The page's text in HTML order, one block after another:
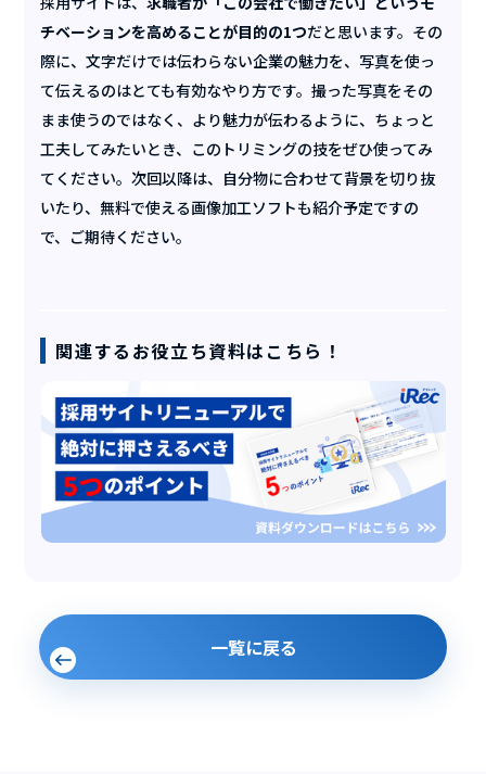
チベーションを高めることが目的の1つだと思います。その
際に、文字だけでは伝わらない企業の魅力を、写真を使っ
て伝えるのはとても有効なやり方です。撮った写真をその
まま使うのではなく、より魅力が伝わるように、ちょっと
工夫してみたいとき、このトリミングの技をぜひ使ってみ
てください。次回以降は、自分物に合わせて背景を切り抜
いたり、無料で使える画像加工ソフトも紹介予定ですの
で、ご期待ください。
関連するお役立ち資料はこちら！
一覧に戻る